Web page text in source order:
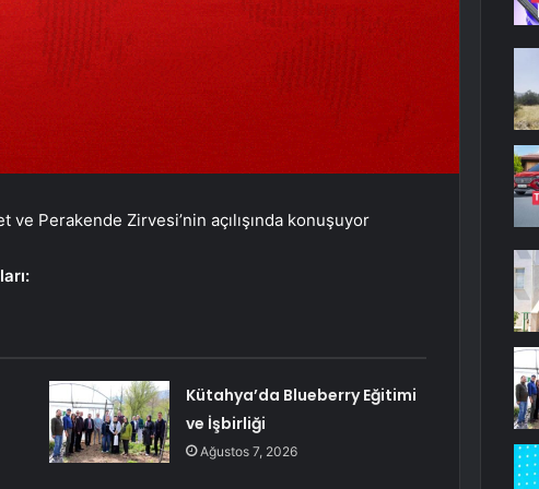
Perakende Zirvesi’nin açılışında konuşuyor
Kütahya’da Blueberry Eğitimi
ve İşbirliği
Ağustos 7, 2026